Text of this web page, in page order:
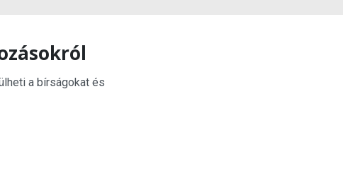
a bírságokat és